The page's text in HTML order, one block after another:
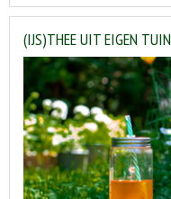
(IJS)THEE UIT EIGEN TUIN